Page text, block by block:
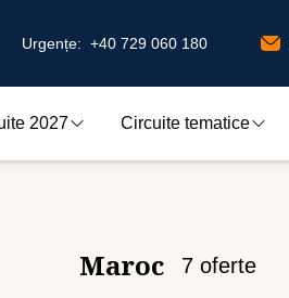
Urgențe: +40 729 060 180
2027 Circuite tematice
Maroc 7 oferte